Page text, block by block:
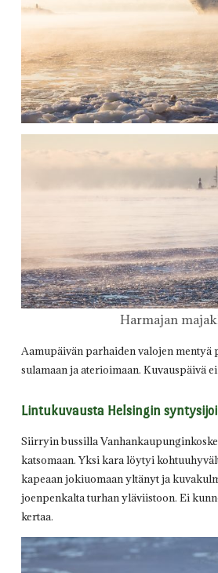
Harmajan
Aamupäivän parhaiden valojen mentyä
sulamaan ja aterioimaan. Kuvauspäivä
Lintukuvausta Helsingin
Siirryin bussilla
katsomaan. Yksi kara löytyi
kapeaan jokiuomaan yltänyt ja
joenpenkalta turhan yläviistoon. Ei
kertaa.